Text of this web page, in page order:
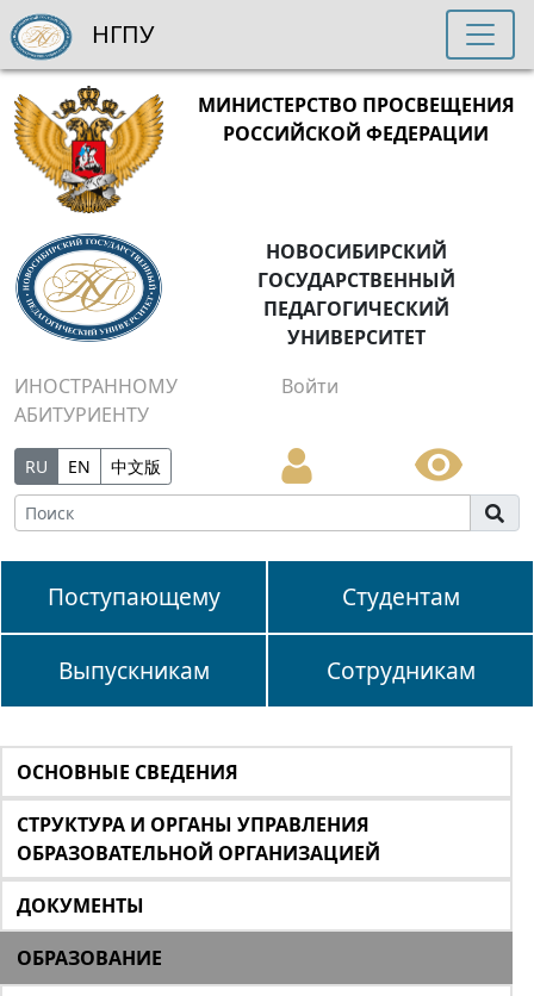
МИНИСТЕРСТВО ПРОСВЕЩЕНИЯ
РОССИЙСКОЙ ФЕДЕРАЦИИ
НОВОСИБИРСКИЙ
ГОСУДАРСТВЕННЫЙ
ПЕДАГОГИЧЕСКИЙ
УНИВЕРСИТЕТ
ИНОСТРАННОМУ
АБИТУРИЕНТУ
Войти
RU EN 中文版
Поступающему Студентам
Выпускникам Сотрудникам
НГПУ
ОСНОВНЫЕ СВЕДЕНИЯ
СТРУКТУРА И ОРГАНЫ УПРАВЛЕНИЯ
ОБРАЗОВАТЕЛЬНОЙ ОРГАНИЗАЦИЕЙ
ДОКУМЕНТЫ
ОБРАЗОВАНИЕ